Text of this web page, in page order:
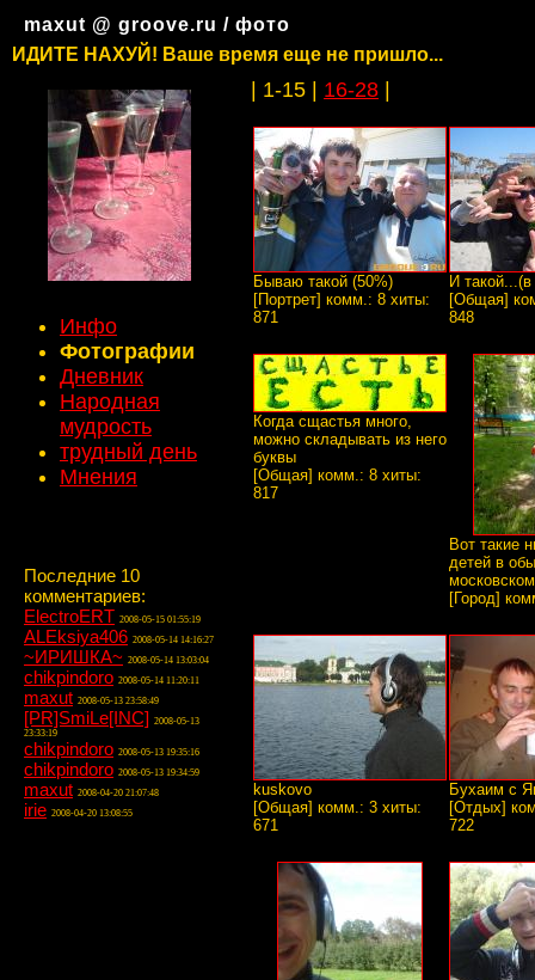
maxut @ groove.ru / фото
ИДИТЕ НАХУЙ! Ваше время еще не пришло...
Инфо
Фотографии
Дневник
Народная
мудрость
трудный день
Мнения
Последние 10
комментариев:
ElectroERT 2008-05-15 01:55:19
ALEksiya406 2008-05-14 14:16:27
~ИРИШКА~ 2008-05-14 13:03:04
chikpindoro 2008-05-14 11:20:11
maxut 2008-05-13 23:58:49
[PR]SmiLe[INC] 2008-05-13
23:33:19
chikpindoro 2008-05-13 19:35:16
chikpindoro 2008-05-13 19:34:59
maxut 2008-04-20 21:07:48
irie 2008-04-20 13:08:55
| 1-15 | 16-28
Бываю такой (50%)
[Портрет] комм.: 8 хиты:
871
И
[Общая]
848
Когда сщастья много,
можно складывать из него
буквы
[Общая] комм.: 8 хиты:
817
Вот такие
детей в
[Город]
kuskovo
[Общая] комм.: 3 хиты:
671
Бухаим с
[Отдых]
722